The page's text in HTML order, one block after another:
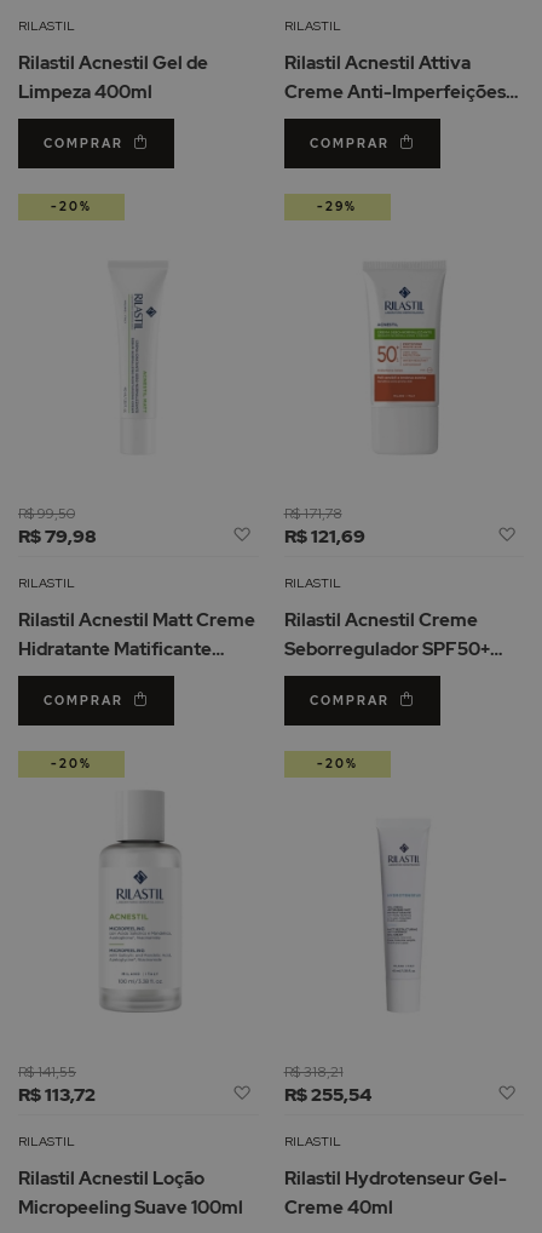
Lista
Desejos
RILASTIL
Rilastil Acnestil Gel de
Limpeza 400ml
COMPRAR
RILASTIL
Rilastil Acnestil Attiva
Creme Anti-Imperfeições
40ml
COMPRAR
R$ 79,98
R$ 99,50
Adicionar
Lista
Desejos
RILASTIL
Rilastil Acnestil Matt Creme
Hidratante Matificante
40ml
COMPRAR
-20%
R$ 121,69
R$ 171,78
RILASTIL
Rilastil Acnestil Creme
Seborregulador SPF50+
40ml
COMPRAR
-29%
R$ 113,72
R$ 141,55
Adicionar
Lista
Desejos
RILASTIL
Rilastil Acnestil Loção
Micropeeling Suave 100ml
-20%
R$ 255,54
R$ 318,21
RILASTIL
Rilastil Hydrotenseur Gel-
Creme 40ml
-20%